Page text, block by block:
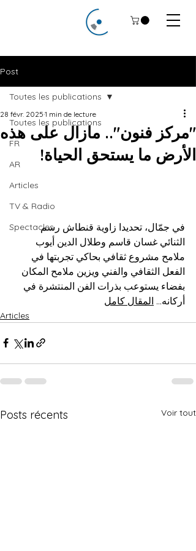
Post
Toutes les publications
FR
AR
Articles
TV & Radio
Spectacles
Toutes les publications
"مركز فنون".. مازال على هذه
الأرض ما يستحق الحياة!
28 févr. 2025 1 min de lecture
في جمّال، تحديدا زاوية قنطاش رسم
الثنائي غسان قاسم وطلال الدين أيوب
ملامح مشروع ثقافي بحاكي تجربتها في
الفعل الثقافي والفني ويزين ملامح المكان
بفضاء يستوعب بذرات الفن المنتشرة في
أركانه... المقال كامل
Articles
Posts récents Voir tout